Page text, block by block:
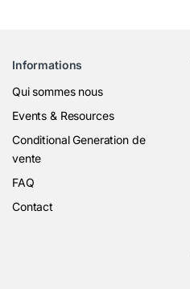
Informations
Qui sommes nous
Events & Resources
Conditional Generation de
vente
FAQ
Contact